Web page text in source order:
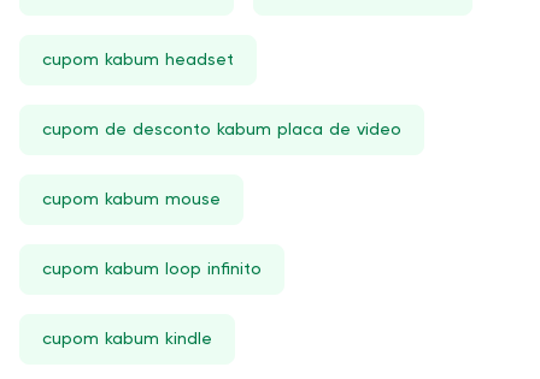
cupom kabum headset
cupom de desconto kabum placa de video
cupom kabum mouse
cupom kabum loop infinito
cupom kabum kindle